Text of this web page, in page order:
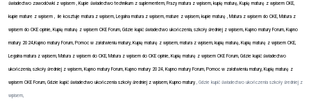
świadectwo zawodówki z wpisem , Kupie świadectwo technikum z suplementem, Frazy matura z wpisem, kupię maturę, Kupię maturę z wpisem CKE,
kupie mature z wpisem , ile kosztuje matura z wpisem, Legalna matura z wpisem, mature z wpisem, kupie maturę , Matura z wpisem do CKE, Matura z
wpisem do CKE opinie, Kupię maturę z wpisem CKE Forum, Gdzie kupić świadectwo ukończenia, szkoły średniej z wpisem, Kupno matury Forum, Kupno
matury 2024,Kupno matury Forum, Pomoc w załatwieniu matury, Kupię maturę z wpisem, matura z wpisem, kupię maturę, Kupię maturę z wpisem CKE,
Legalna matura z wpisem, Matura z wpisem do CKE, Matura z wpisem do CKE opinie, Kupię maturę z wpisem CKE Forum, Gdzie kupić świadectwo
ukończenia, szkoły średniej z wpisem, Kupno matury Forum, Kupno matury 2024, Kupno matury Forum, Pomoc w załatwieniu matury, Kupię maturę z
wpisem CKE Forum, Gdzie kupić świadectwo ukończenia szkoły średniej z wpisem, Kupno matury , Gdzie kupić świadectwo ukończenia szkoły średniej z
wpisem,